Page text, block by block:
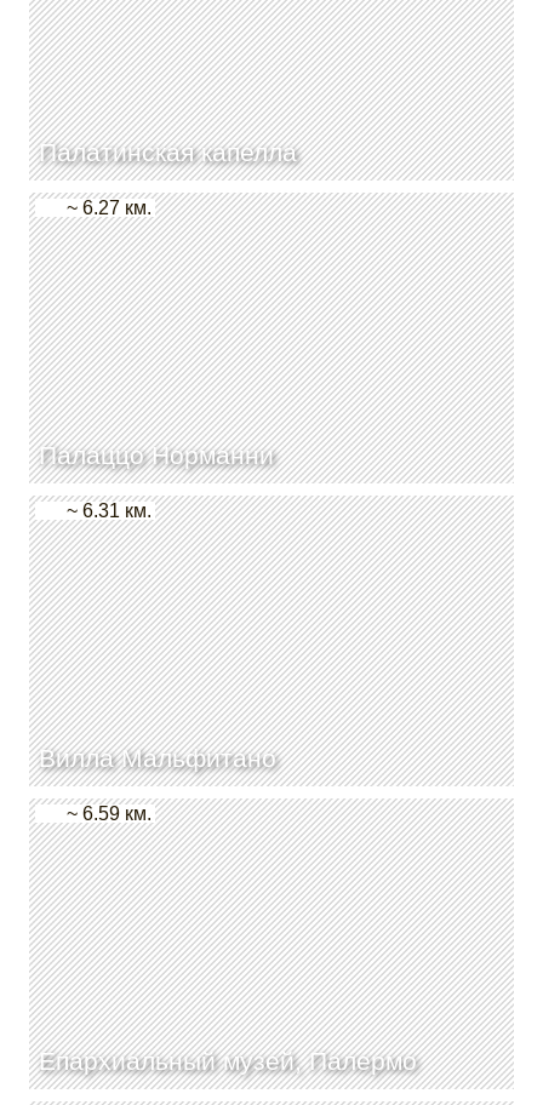
Палатинская капелла
Палаццо Норманни
~ 6.27 км.
Вилла Мальфитано
~ 6.31 км.
Епархиальный музей, Палермо
~ 6.59 км.